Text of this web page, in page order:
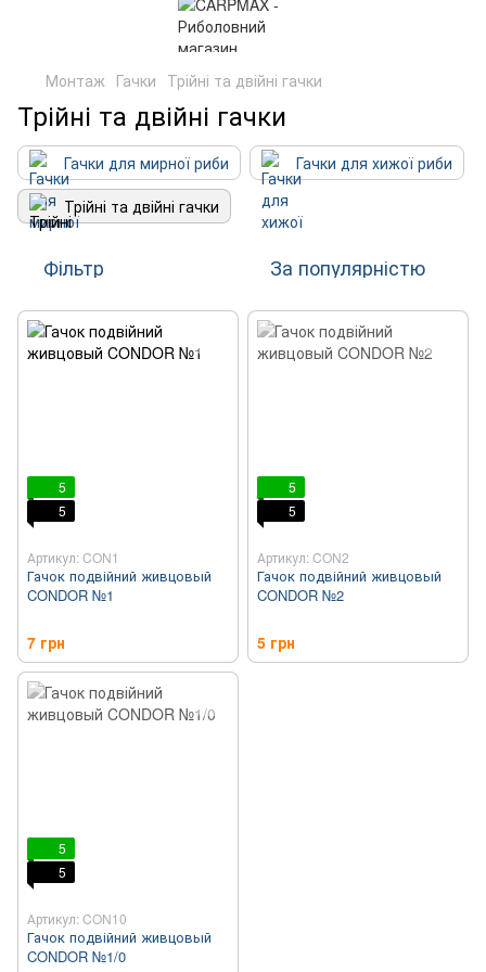
Монтаж Гачки Трійні та двійні гачки
Трійні та двійні гачки
Гачки для мирної риби
Гачки для хижої риби
Трійні та двійні гачки
Фільтр За популярністю
5
5
Артикул: CON1
Гачок подвійний живцовый
CONDOR №1
7 грн
5
5
Артикул: CON2
Гачок подвійний живцовый
CONDOR №2
5 грн
5
5
Артикул: CON10
Гачок подвійний живцовый
CONDOR №1/0